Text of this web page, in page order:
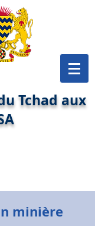
Tchad aux
minière